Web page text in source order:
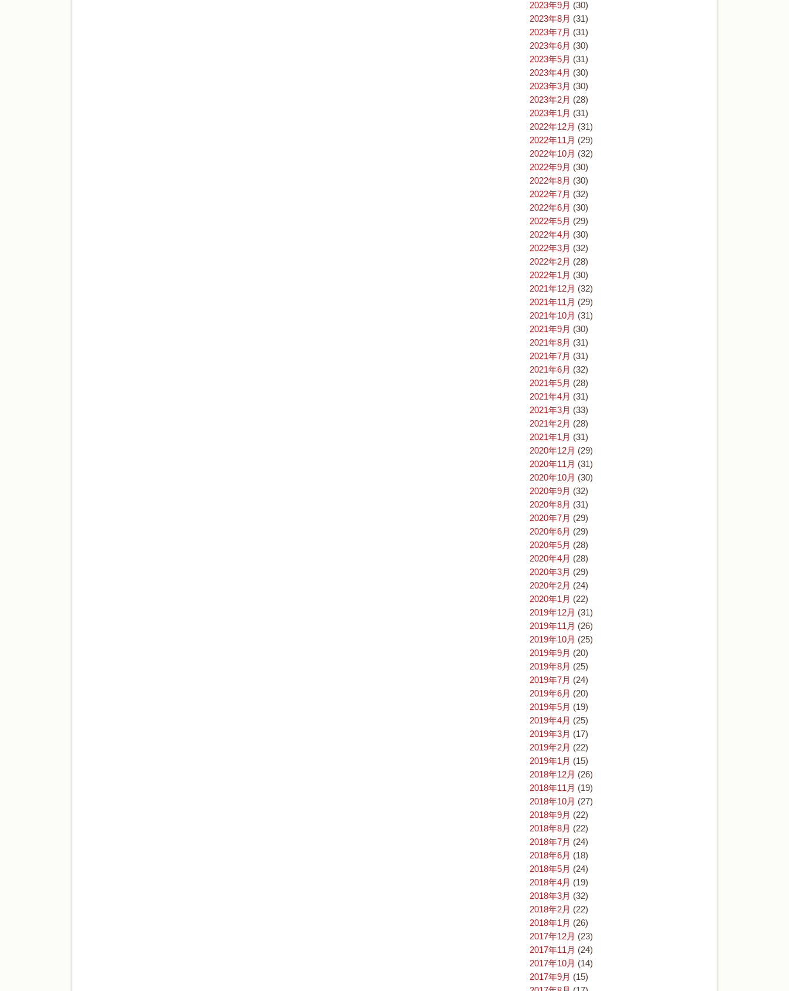
2023年9月 (30)
2023年8月 (31)
2023年7月 (31)
2023年6月 (30)
2023年5月 (31)
2023年4月 (30)
2023年3月 (30)
2023年2月 (28)
2023年1月 (31)
2022年12月 (31)
2022年11月 (29)
2022年10月 (32)
2022年9月 (30)
2022年8月 (30)
2022年7月 (32)
2022年6月 (30)
2022年5月 (29)
2022年4月 (30)
2022年3月 (32)
2022年2月 (28)
2022年1月 (30)
2021年12月 (32)
2021年11月 (29)
2021年10月 (31)
2021年9月 (30)
2021年8月 (31)
2021年7月 (31)
2021年6月 (32)
2021年5月 (28)
2021年4月 (31)
2021年3月 (33)
2021年2月 (28)
2021年1月 (31)
2020年12月 (29)
2020年11月 (31)
2020年10月 (30)
2020年9月 (32)
2020年8月 (31)
2020年7月 (29)
2020年6月 (29)
2020年5月 (28)
2020年4月 (28)
2020年3月 (29)
2020年2月 (24)
2020年1月 (22)
2019年12月 (31)
2019年11月 (26)
2019年10月 (25)
2019年9月 (20)
2019年8月 (25)
2019年7月 (24)
2019年6月 (20)
2019年5月 (19)
2019年4月 (25)
2019年3月 (17)
2019年2月 (22)
2019年1月 (15)
2018年12月 (26)
2018年11月 (19)
2018年10月 (27)
2018年9月 (22)
2018年8月 (22)
2018年7月 (24)
2018年6月 (18)
2018年5月 (24)
2018年4月 (19)
2018年3月 (32)
2018年2月 (22)
2018年1月 (26)
2017年12月 (23)
2017年11月 (24)
2017年10月 (14)
2017年9月 (15)